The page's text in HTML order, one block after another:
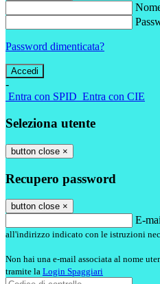
Password dimenticata?
-
Entra con SPID Entra con CIE
Seleziona utente
button close ×
Recupero password
button close ×
E-
all'indirizzo indicato con le istruzioni
Non hai una e-mail associata al nome
tramite la Login Spaggiari